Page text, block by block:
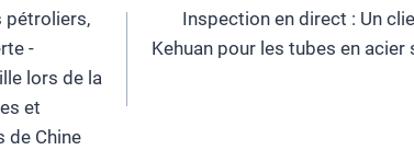
pétroliers,
-
lors de la
et
de Chine
Inspection en direct : Un
Kehuan pour les tubes en